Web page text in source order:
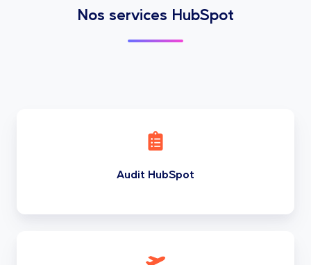
Nos services HubSpot
Audit HubSpot
HubSpot
HubSpot